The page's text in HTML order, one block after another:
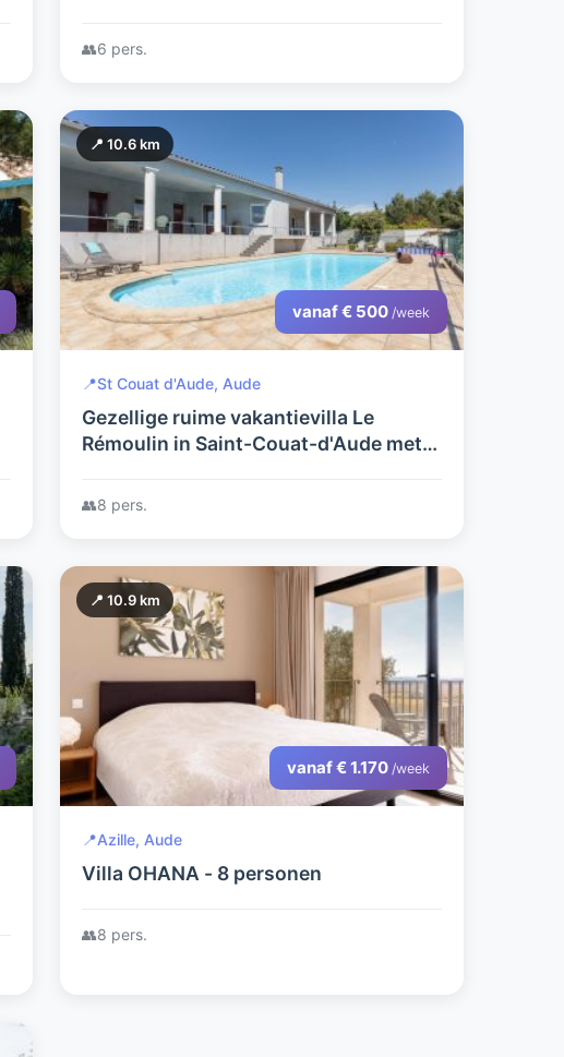
👥6 pers.
📍 10.6 km
vanaf € 500 /week
📍St Couat d'Aude, Aude
Gezellige ruime vakantievilla Le
Rémoulin in Saint-Couat-d'Aude met
👥8 pers.
📍 10.9 km
vanaf € 1.170 /week
📍Azille, Aude
Villa OHANA - 8 personen
👥8 pers.